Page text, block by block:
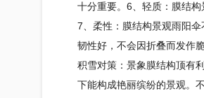
十分重要。6、轻质： 膜结构
7、柔性： 膜结构景观雨阳伞
韧性好，不会因折叠而发作
积雪对策：景象膜结构顶有
下能构成艳丽缤纷的景观。